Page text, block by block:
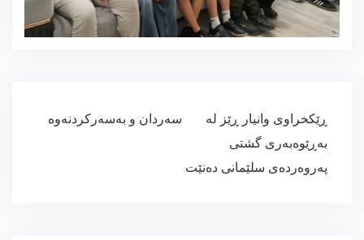
ڕێدۆزیی
سەردان و بەسەرکردنەوە
ڕێکخراوی وانیار ڕێز لە
بەڕێوەبەری گشتی
پەروەردەی سلێمانی دەنێت